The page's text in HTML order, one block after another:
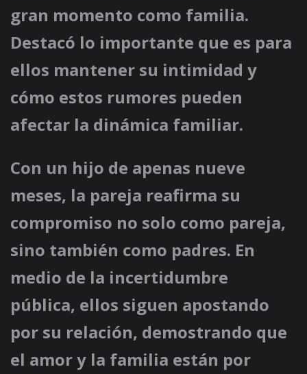
gran momento como familia.
Destacó lo importante que es para
ellos mantener su intimidad y
cómo estos rumores pueden
afectar la dinámica familiar.
Con un hijo de apenas nueve
meses, la pareja reafirma su
compromiso no solo como pareja,
sino también como padres. En
medio de la incertidumbre
pública, ellos siguen apostando
por su relación, demostrando que
el amor y la familia están por